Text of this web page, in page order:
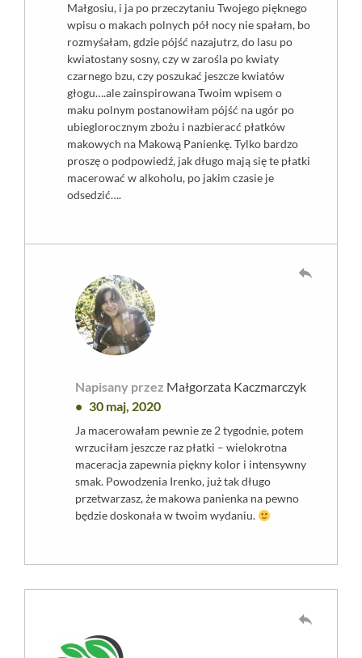
Małgosiu, i ja po przeczytaniu Twojego pięknego
wpisu o makach polnych pół nocy nie spałam, bo
rozmyśałam, gdzie pójść nazajutrz, do lasu po
kwiatostany sosny, czy w zarośla po kwiaty
czarnego bzu, czy poszukać jeszcze kwiatów
głogu….ale zainspirowana Twoim wpisem o
maku polnym postanowiłam pójść na ugór po
ubieglorocznym zbożu i nazbieracć płatków
makowych na Makową Panienkę. Tylko bardzo
proszę o podpowiedź, jak długo mają się te płatki
macerować w alkoholu, po jakim czasie je
odsedzić….
Napisany przez Małgorzata Kaczmarczyk
30 maj, 2020
Ja macerowałam pewnie ze 2 tygodnie, potem
wrzuciłam jeszcze raz płatki – wielokrotna
maceracja zapewnia piękny kolor i intensywny
smak. Powodzenia Irenko, już tak długo
przetwarzasz, że makowa panienka na pewno
będzie doskonała w twoim wydaniu.
reply
reply